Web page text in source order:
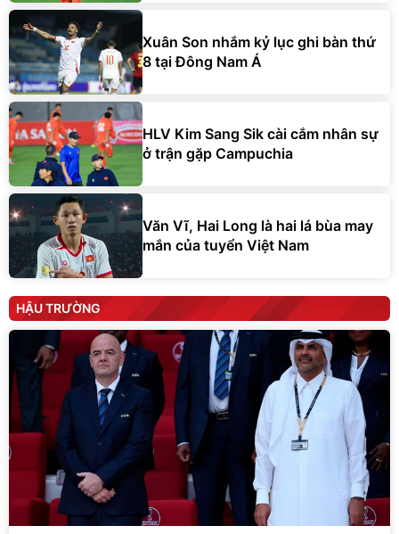
Xuân Son nhắm kỷ lục ghi bàn thứ
8 tại Đông Nam Á
HLV Kim Sang Sik cài cắm nhân sự
ở trận gặp Campuchia
Văn Vĩ, Hai Long là hai lá bùa may
mắn của tuyển Việt Nam
HẬU TRƯỜNG